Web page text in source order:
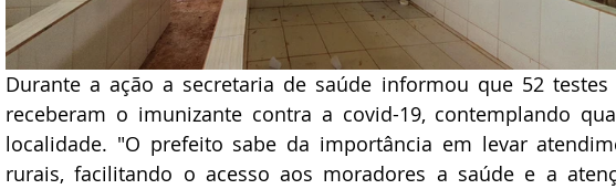
Durante a ação a secretaria de saúde informou que 52
receberam o imunizante contra a covid-19, contemplando
localidade. "O prefeito sabe da importância em levar
rurais, facilitando o acesso aos moradores a saúde e a